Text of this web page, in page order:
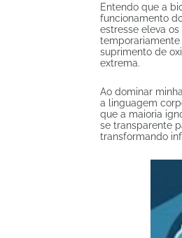
Entendo que a
funcionamento
estresse eleva
suprimento de
extrema.
Ao dominar
a linguagem
que a maioria
se transparente
transformando